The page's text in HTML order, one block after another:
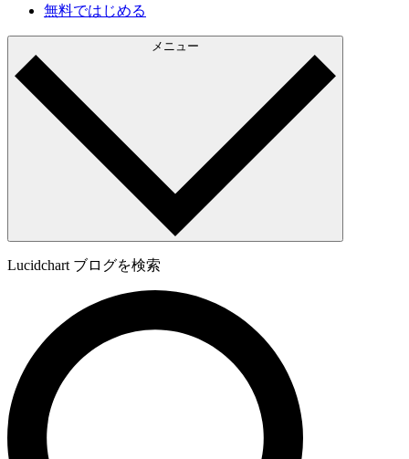
無料ではじめる
メニュー
Lucidchart ブログを検索